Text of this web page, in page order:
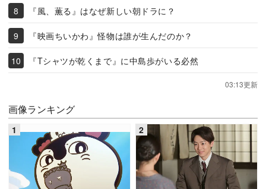
『風、薫る』はなぜ新しい朝ドラに？
『映画ちいかわ』怪物は誰が生んだのか？
『Tシャツが乾くまで』に中島歩がいる必然
03:13更新
画像ランキング